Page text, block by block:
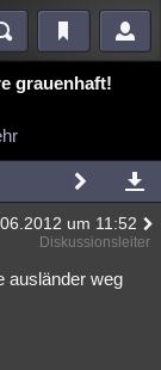
Kriminalfälle
Ufologie
grauenhaft!
um 11:52
Diskussionsleiter
ausländer weg